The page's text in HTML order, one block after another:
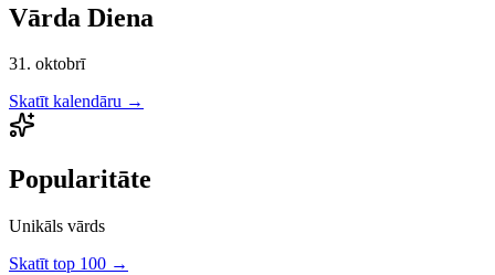
Vārda Diena
31. oktobrī
Skatīt kalendāru →
Popularitāte
Unikāls vārds
Skatīt top 100 →